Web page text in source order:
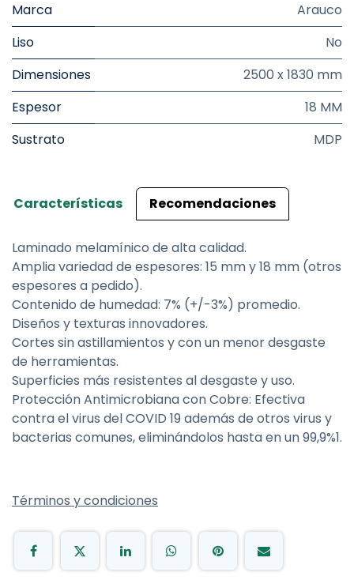
Marca
Arauco
Liso
No
Dimensiones
2500 x 1830 mm
Espesor
18 MM
Sustrato
MDP
Características Recomendaciones
Laminado melamínico de alta calidad.
Amplia variedad de espesores: 15 mm y 18 mm (otros
espesores a pedido).
Contenido de humedad: 7% (+/-3%) promedio.
Diseños y texturas innovadores.
Cortes sin astillamientos y con un menor desgaste
de herramientas.
Superficies más resistentes al desgaste y uso.
Protección Antimicrobiana con Cobre: Efectiva
contra el virus del COVID 19 además de otros virus y
bacterias comunes, eliminándolos hasta en un 99,9%1.
Términos y condiciones